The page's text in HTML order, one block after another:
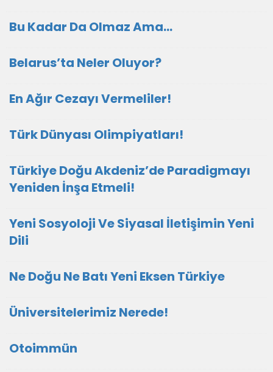
Bu Kadar Da Olmaz Ama…
Belarus’ta Neler Oluyor?
En Ağır Cezayı Vermeliler!
Türk Dünyası Olimpiyatları!
Türkiye Doğu Akdeniz’de Paradigmayı
Yeniden İnşa Etmeli!
Yeni Sosyoloji Ve Siyasal İletişimin Yeni
Dili
Ne Doğu Ne Batı Yeni Eksen Türkiye
Üniversitelerimiz Nerede!
Otoimmün